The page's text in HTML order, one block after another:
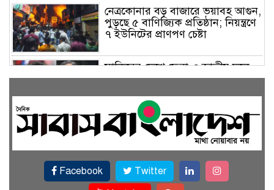
নেত্রকোনার বড় বাজারে ভয়াবহ আগুন,
পুড়ছে ৫ বাণিজ্যিক প্রতিষ্ঠান; নিয়ন্ত্রণে
৭ ইউনিটের প্রাণপণ চেষ্টা
সাকিবের দেশে ফেরা ও জাতীয় দলে
ফেরার সম্ভাবনা নেই, ইঙ্গিত ক্রীড়া
ফেসবুকে যুক্ত হলো বিকাশ, সহজ
হলো ডিজিটাল পেমেন্ট
বৃষ্টি উপেক্ষা করে ‘জুলাই গণঅভ্যুত্থান
Facebook
Twitter